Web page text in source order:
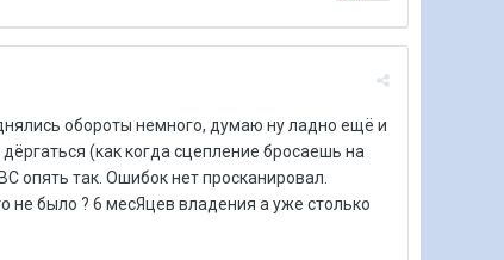
обороты немного, думаю ну ладно ещё и
(как когда сцепление бросаешь на
опять так. Ошибок нет просканировал.
не было ? 6 месЯцев владения а уже столько